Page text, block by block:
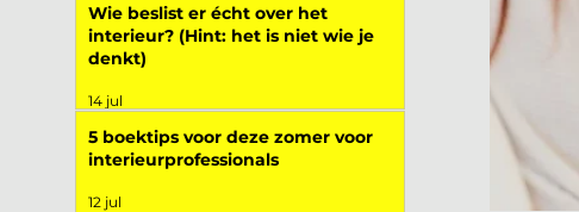
Wie beslist er écht over het
interieur? (Hint: het is niet wie je
denkt)
14 jul
5 boektips voor deze zomer voor
interieurprofessionals
12 jul